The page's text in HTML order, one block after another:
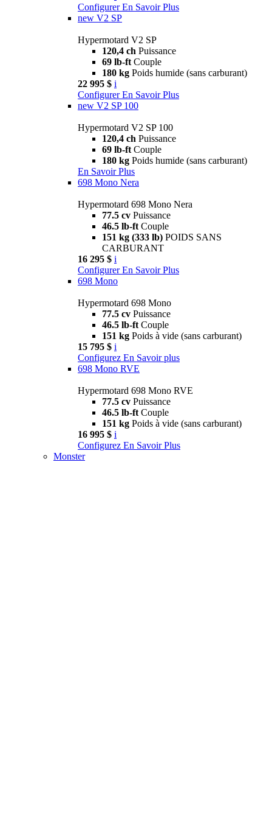
Configurer En Savoir Plus
new V2 SP
Hypermotard V2 SP
120,4 ch Puissance
69 lb-ft Couple
180 kg Poids humide (sans carburant)
22 995 $ i
Configurer En Savoir Plus
new V2 SP 100
Hypermotard V2 SP 100
120,4 ch Puissance
69 lb-ft Couple
180 kg Poids humide (sans carburant)
En Savoir Plus
698 Mono Nera
Hypermotard 698 Mono Nera
77.5 cv Puissance
46.5 lb-ft Couple
151 kg (333 lb) POIDS SANS
CARBURANT
16 295 $ i
Configurer En Savoir Plus
698 Mono
Hypermotard 698 Mono
77.5 cv Puissance
46.5 lb-ft Couple
151 kg Poids à vide (sans carburant)
15 795 $ i
Configurez En Savoir plus
698 Mono RVE
Hypermotard 698 Mono RVE
77.5 cv Puissance
46.5 lb-ft Couple
151 kg Poids à vide (sans carburant)
16 995 $ i
Configurez En Savoir Plus
Monster